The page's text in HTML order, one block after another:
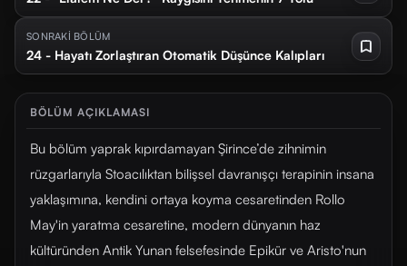
SONRAKİ BÖLÜM
24 - Hayatı Zorlaştıran Otomatik Düşünce Kalıpları
BÖLÜM AÇIKLAMASI
Bu bölüm yaprak kıpırdamayan Şirince’de zihnimin
rüzgarlarıyla Stoacılıktan bilişsel davranışçı terapinin insana
yaklaşımına, kendini ortaya koyma cesaretinden Rollo
May'in yaratma cesaretine, modern dünyanın haz
kültüründen Antik Yunan felsefesinde Epikür ve Aristo'nun